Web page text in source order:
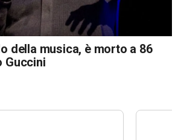
della musica, è morto a 86
Guccini